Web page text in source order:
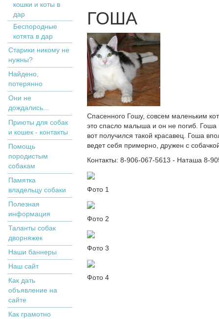
кoшки и коты в
дap
Беспородные
котята в дар
Старики никому не
нужны?
Найдено,
потерянно
Они не
дождались...
Приюты для собак
и кошек - контакты
Помощь
породистым
собакам
Памятка
владельцу собаки
Полезная
информация
Таланты собак
дворняжек
Наши баннеры
Наш сайт
Как дать
объявление на
сайте
Как грамотно
ГОША
Спасенного Гошу, совсем маленьким
это спасло малыша и он не погиб. Гоша
вот получился такой красавец. Гоша
ведет себя примерно, дружен с
Контакты: 8-906-067-5613 - Наташа 8-
Фото 1
Фото 2
Фото 3
Фото 4